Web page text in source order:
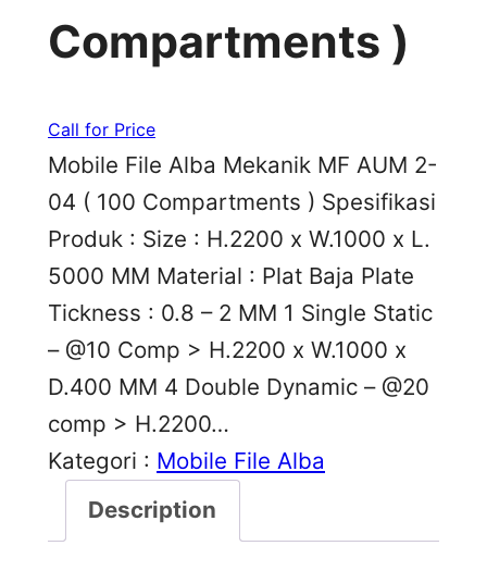
Compartments )
Call for Price
Mobile File Alba Mekanik MF AUM 2-
04 ( 100 Compartments ) Spesifikasi
Produk : Size : H.2200 x W.1000 x L.
5000 MM Material : Plat Baja Plate
Tickness : 0.8 – 2 MM 1 Single Static
– @10 Comp > H.2200 x W.1000 x
D.400 MM 4 Double Dynamic – @20
comp > H.2200…
Kategori : Mobile File Alba
Description